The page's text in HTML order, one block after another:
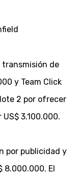
transmisión de
y Team Click
2 por ofrecer
3.100.000.
por publicidad y
8.000.000. El